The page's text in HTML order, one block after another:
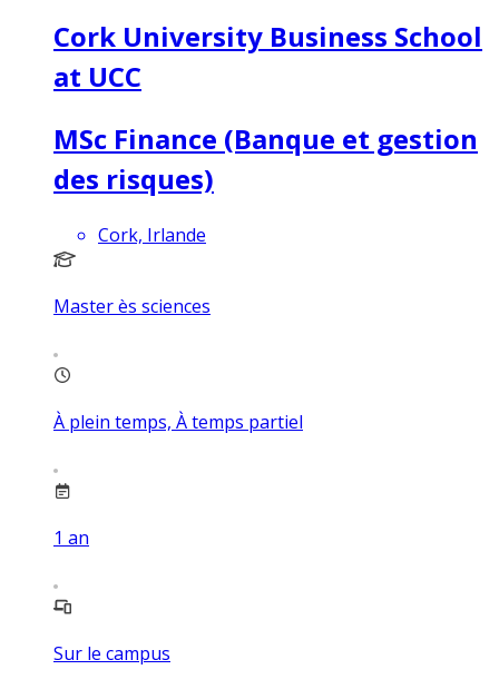
Cork University Business School
at UCC
MSc Finance (Banque et gestion
des risques)
Cork, Irlande
Master ès sciences
À plein temps, À temps partiel
1 an
Sur le campus